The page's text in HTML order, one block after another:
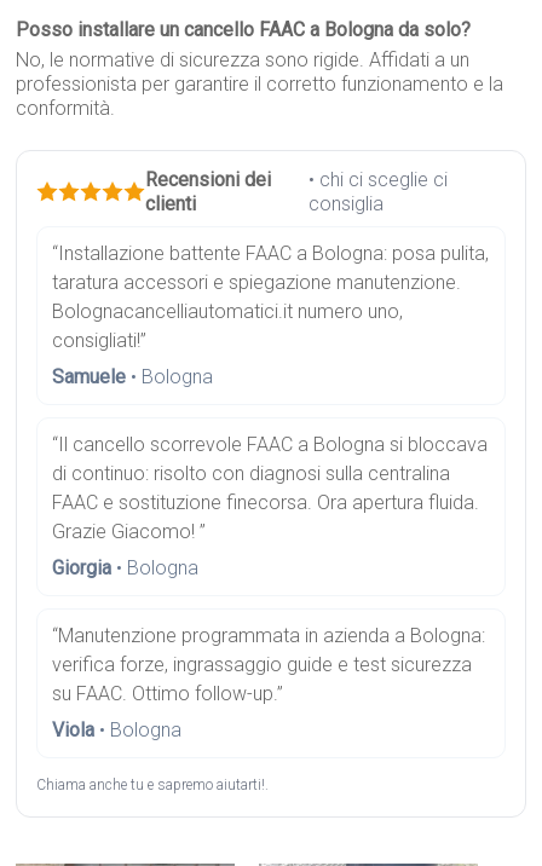
Posso installare un cancello FAAC a Bologna da solo?
No, le normative di sicurezza sono rigide. Affidati a un
professionista per garantire il corretto funzionamento e la
conformità.
Recensioni dei
clienti
• chi ci sceglie ci
consiglia
“Installazione battente FAAC a Bologna: posa pulita,
taratura accessori e spiegazione manutenzione.
Bolognacancelliautomatici.it numero uno,
consigliati!”
Samuele • Bologna
“Il cancello scorrevole FAAC a Bologna si bloccava
di continuo: risolto con diagnosi sulla centralina
FAAC e sostituzione finecorsa. Ora apertura fluida.
Grazie Giacomo! ”
Giorgia • Bologna
“Manutenzione programmata in azienda a Bologna:
verifica forze, ingrassaggio guide e test sicurezza
su FAAC. Ottimo follow-up.”
Viola • Bologna
Chiama anche tu e sapremo aiutarti!.